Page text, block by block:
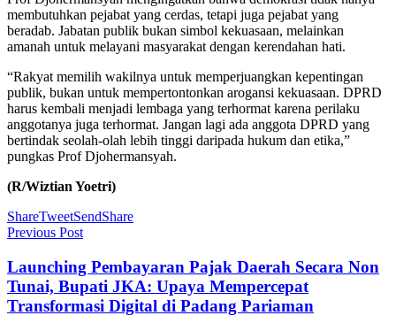
membutuhkan pejabat yang cerdas, tetapi juga pejabat yang
beradab. Jabatan publik bukan simbol kekuasaan, melainkan
amanah untuk melayani masyarakat dengan kerendahan hati.
“Rakyat memilih wakilnya untuk memperjuangkan kepentingan
publik, bukan untuk mempertontonkan arogansi kekuasaan. DPRD
harus kembali menjadi lembaga yang terhormat karena perilaku
anggotanya juga terhormat. Jangan lagi ada anggota DPRD yang
bertindak seolah-olah lebih tinggi daripada hukum dan etika,”
pungkas Prof Djohermansyah.
(R/Wiztian Yoetri)
ShareTweetSendShare
Previous Post
Launching Pembayaran Pajak Daerah Secara Non
Tunai, Bupati JKA: Upaya Mempercepat
Transformasi Digital di Padang Pariaman